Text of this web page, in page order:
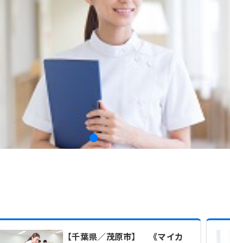
【千葉県／茂原市】 《マイカ